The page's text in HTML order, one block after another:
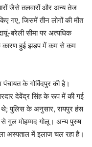
जैसे तलवारों और अन्य तेज
गए, जिसमें तीन लोगों की मौत
बरेली सीमा पर अत्यधिक
कारण हुई झड़प में कम से कम
के गोविंदपुर की है।
देवेंद्र सिंह के रूप में की गई
थे; पुलिस के अनुसार, रायपुर हंस
से गुल मोहम्मद गोलू। अन्य पुरुष
अस्पताल में इलाज चल रहा है।